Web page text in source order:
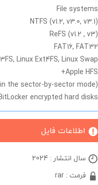
File systems
NTFS (v1.2, v3.0, v3.1)
ReFS (v1.2 , v3)
FAT16, FAT32
Linux Ext4FS, Linux Swap
Apple HFS+
the sector-by-sector mode)
encrypted hard disks
اطلاعات فایل
سال انتشار : 2024
فرمت : rar